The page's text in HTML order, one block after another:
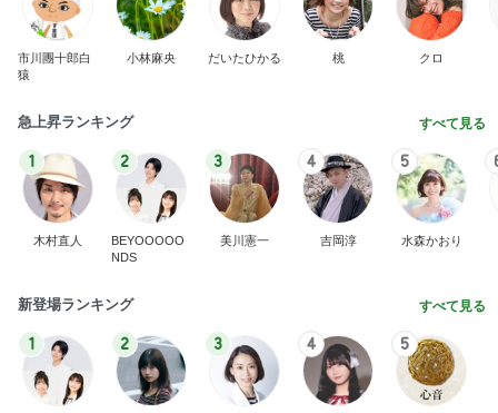
市川團十郎白
猿
小林麻央 だいたひかる 桃 クロ
急上昇ランキング すべて見る
1
木村直人
2
BEYOOOOO
NDS
3
美川憲一
4
吉岡淳
5
水森かおり
新登場ランキング すべて見る
1 2 3 4 5